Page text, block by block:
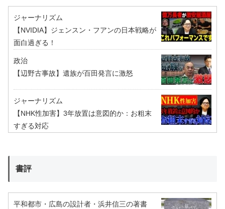
ジャーナリズム
【NVIDIA】ジェンスン・フアンの日本戦略が
面白過ぎる！
政治
【辺野古事故】遺族が百田発言に激怒
ジャーナリズム
【NHK性加害】3年放置は意図的か：お粗末
すぎる対応
書評
平和都市・広島の設計者・浜井信三の著書